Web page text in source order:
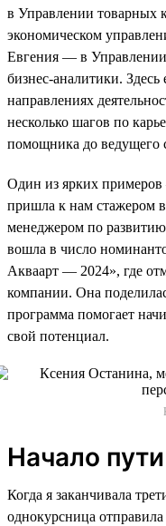
в Управлении товарных
экономическом
Евгения — в
бизнес-аналитики. Здесь
направлениях
несколько шагов по
помощника до ведущего
Один из ярких
пришла к нам стажером в
менеджером по
вошла в число
Акваарт — 2024», где
компании. Она
программа помогает
свой потенциал.
Начало пути
Когда я заканчивала
однокурсница